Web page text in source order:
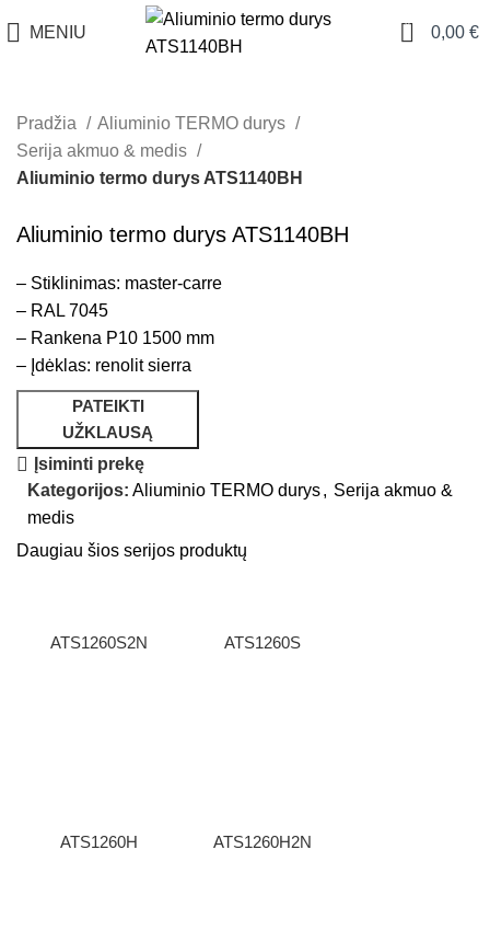
MENIU
0
0,00 €
Pradžia
Aliuminio TERMO durys
Serija akmuo & medis
Aliuminio termo durys ATS1140BH
Aliuminio termo durys ATS1140BH
– Stiklinimas: master-carre
– RAL 7045
– Rankena P10 1500 mm
– Įdėklas: renolit sierra
PATEIKTI
UŽKLAUSĄ
Įsiminti prekę
Kategorijos: Aliuminio TERMO durys, Serija akmuo &
medis
Daugiau šios serijos produktų
ATS1260S2N ATS1260S
ATS1260H ATS1260H2N